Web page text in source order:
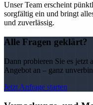
Unser Team erscheint
sorgfältig ein und bringt
und zuverlässig.
Alle Fragen geklärt?
Dann probieren Sie es jetzt
Angebot an – ganz
Jetzt Anfrage starten